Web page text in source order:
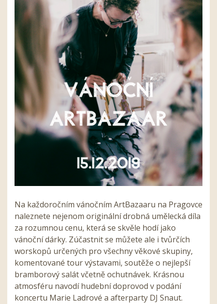
Na každoročním vánočním ArtBazaaru na Pragovce
naleznete nejenom originální drobná umělecká díla
za rozumnou cenu, která se skvěle hodí jako
vánoční dárky. Zúčastnit se můžete ale i tvůrčích
worskopů určených pro všechny věkové skupiny,
komentované tour výstavami, soutěže o nejlepší
bramborový salát včetně ochutnávek. Krásnou
atmosféru navodí hudební doprovod v podání
koncertu Marie Ladrové a afterparty DJ Snaut.